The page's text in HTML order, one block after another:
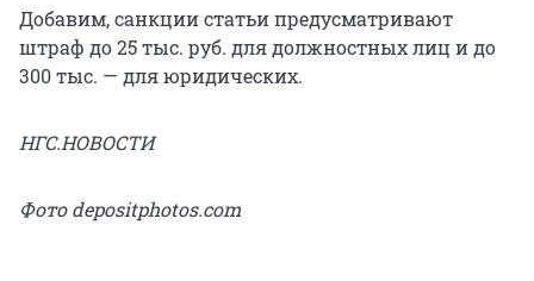
Добавим, санкции статьи предусматривают
штраф до 25 тыс. руб. для должностных лиц и до
300 тыс. — для юридических.
НГС.НОВОСТИ
Фото depositphotos.com